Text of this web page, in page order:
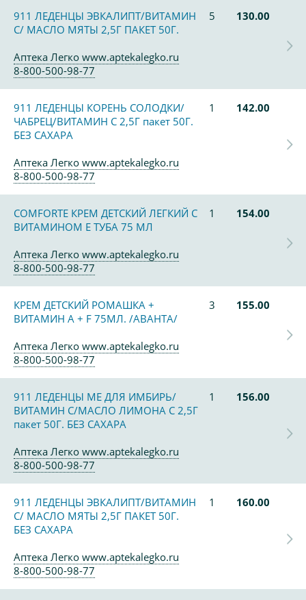
911 ЛЕДЕНЦЫ ЭВКАЛИПТ/ВИТАМИН
С/ МАСЛО МЯТЫ 2,5Г ПАКЕТ 50Г.
5 130.00
Аптека Легко www.aptekalegko.ru
8-800-500-98-77
911 ЛЕДЕНЦЫ КОРЕНЬ СОЛОДКИ/
ЧАБРЕЦ/ВИТАМИН С 2,5Г пакет 50Г.
БЕЗ САХАРА
1 142.00
Аптека Легко www.aptekalegko.ru
8-800-500-98-77
COMFORTE КРЕМ ДЕТСКИЙ ЛЕГКИЙ С
ВИТАМИНОМ Е ТУБА 75 МЛ
1 154.00
Аптека Легко www.aptekalegko.ru
8-800-500-98-77
КРЕМ ДЕТСКИЙ РОМАШКА +
ВИТАМИН А + F 75МЛ. /АВАНТА/
3 155.00
Аптека Легко www.aptekalegko.ru
8-800-500-98-77
911 ЛЕДЕНЦЫ МЕ ДЛЯ ИМБИРЬ/
ВИТАМИН С/МАСЛО ЛИМОНА С 2,5Г
пакет 50Г. БЕЗ САХАРА
1 156.00
Аптека Легко www.aptekalegko.ru
8-800-500-98-77
911 ЛЕДЕНЦЫ ЭВКАЛИПТ/ВИТАМИН
С/ МАСЛО МЯТЫ 2,5Г ПАКЕТ 50Г.
БЕЗ САХАРА
1 160.00
Аптека Легко www.aptekalegko.ru
8-800-500-98-77